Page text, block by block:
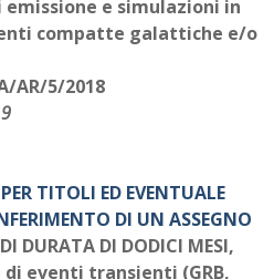
emissione e simulazioni in
compatte galattiche e/o
AR/5/2018
TITOLI ED EVENTUALE
DI UN ASSEGNO
DURATA DI DODICI MESI,
di eventi transienti (GRB,